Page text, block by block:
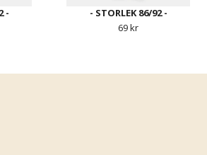
-
- STORLEK 86/92 -
69 kr